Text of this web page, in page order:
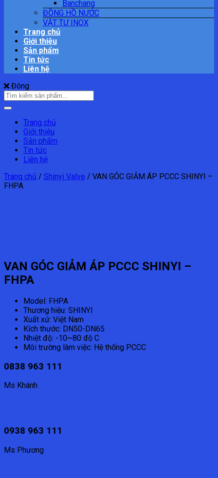
Banchang
ĐỒNG HỒ NƯỚC
VẬT TƯ INOX
Trang chủ
Giới thiệu
Sản phẩm
Tin tức
Liên hệ
Đóng
Tìm
kiếm:
Trang chủ
Giới thiệu
Sản phẩm
Tin tức
Liên hệ
Trang chủ / Shinyi Valve / VAN GÓC GIẢM ÁP PCCC SHINYI –
FHPA
VAN GÓC GIẢM ÁP PCCC SHINYI –
FHPA
Model: FHPA
Thương hiệu: SHINYI
Xuất xứ: Việt Nam
Kích thước: DN50-DN65
Nhiệt độ: -10~80 độ C
Môi trường làm việc: Hệ thống PCCC
0838 963 111
Ms Khánh
0938 963 111
Ms Phương